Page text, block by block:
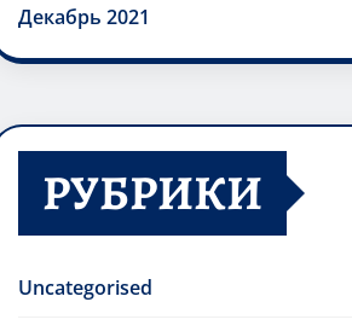
Декабрь 2021
РУБРИКИ
Uncategorised